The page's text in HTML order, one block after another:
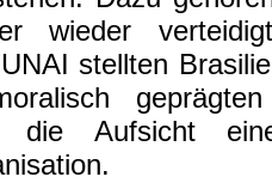
wieder
stellten
die Aufsicht